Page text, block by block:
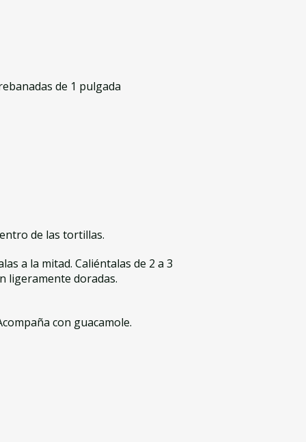
de 1 pulgada
de las tortillas.
a la mitad. Caliéntalas de 2 a 3
ligeramente doradas.
con guacamole.